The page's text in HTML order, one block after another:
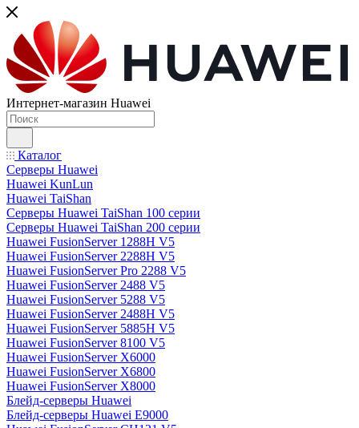
Интернет-магазин Huawei
Каталог
Серверы Huawei
Huawei KunLun
Huawei TaiShan
Серверы Huawei TaiShan 100 серии
Серверы Huawei TaiShan 200 серии
Huawei FusionServer 1288H V5
Huawei FusionServer 2288H V5
Huawei FusionServer Pro 2288 V5
Huawei FusionServer 2488 V5
Huawei FusionServer 5288 V5
Huawei FusionServer 2488H V5
Huawei FusionServer 5885H V5
Huawei FusionServer 8100 V5
Huawei FusionServer X6000
Huawei FusionServer X6800
Huawei FusionServer X8000
Блейд-серверы Huawei
Блейд-серверы Huawei E9000